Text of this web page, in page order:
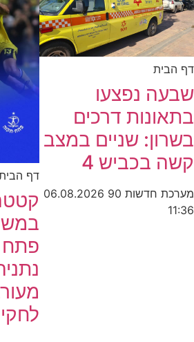
דף הבית
שבעה נפצעו
בתאונות דרכים
בשרון: שניים במצב
קשה בכביש 4
מערכת חדשות 90
06.08.2026
11:36
דף
פתח